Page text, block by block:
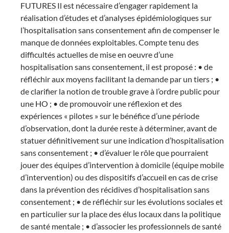
FUTURES Il est nécessaire d’engager rapidement la
réalisation d’études et d’analyses épidémiologiques sur
l’hospitalisation sans consentement afin de compenser le
manque de données exploitables. Compte tenu des
difficultés actuelles de mise en oeuvre d’une
hospitalisation sans consentement, il est proposé : • de
réfléchir aux moyens facilitant la demande par un tiers ; •
de clarifier la notion de trouble grave à l’ordre public pour
une HO ; • de promouvoir une réflexion et des
expériences « pilotes » sur le bénéfice d’une période
d’observation, dont la durée reste à déterminer, avant de
statuer définitivement sur une indication d’hospitalisation
sans consentement ; • d’évaluer le rôle que pourraient
jouer des équipes d’intervention à domicile (équipe mobile
d’intervention) ou des dispositifs d’accueil en cas de crise
dans la prévention des récidives d’hospitalisation sans
consentement ; • de réfléchir sur les évolutions sociales et
en particulier sur la place des élus locaux dans la politique
de santé mentale ; • d’associer les professionnels de santé